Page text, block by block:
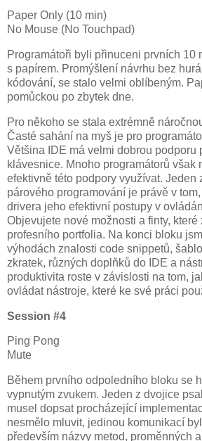
Paper Only (10 min)
No Mouse (No Touchpad)
Programátoři byli přinuceni prvních 10
s papírem. Promýšlení návrhu bez
kódování, se stalo velmi oblíbeným.
pomůckou po zbytek dne.
Pro někoho se stala extrémně
Časté sahání na myš je pro
Většina IDE má velmi dobrou podporu
klávesnice. Mnoho programátorů však
efektivně této podpory využívat. Jeden
párového programování je právě v
drivera jeho efektivní postupy v
Objevujete nové možnosti a finty,
profesního portfolia. Na konci bloku
výhodách znalosti code snippetů,
zkratek, různých doplňků do IDE a
produktivita roste v závislosti na tom,
ovládat nástroje, které ke své práci
Session #4
Ping Pong
Mute
Během prvního odpoledního bloku se
vypnutým zvukem. Jeden z dvojice
musel dopsat procházející
nesmělo mluvit, jedinou komunikací
především názvy metod, proměnných